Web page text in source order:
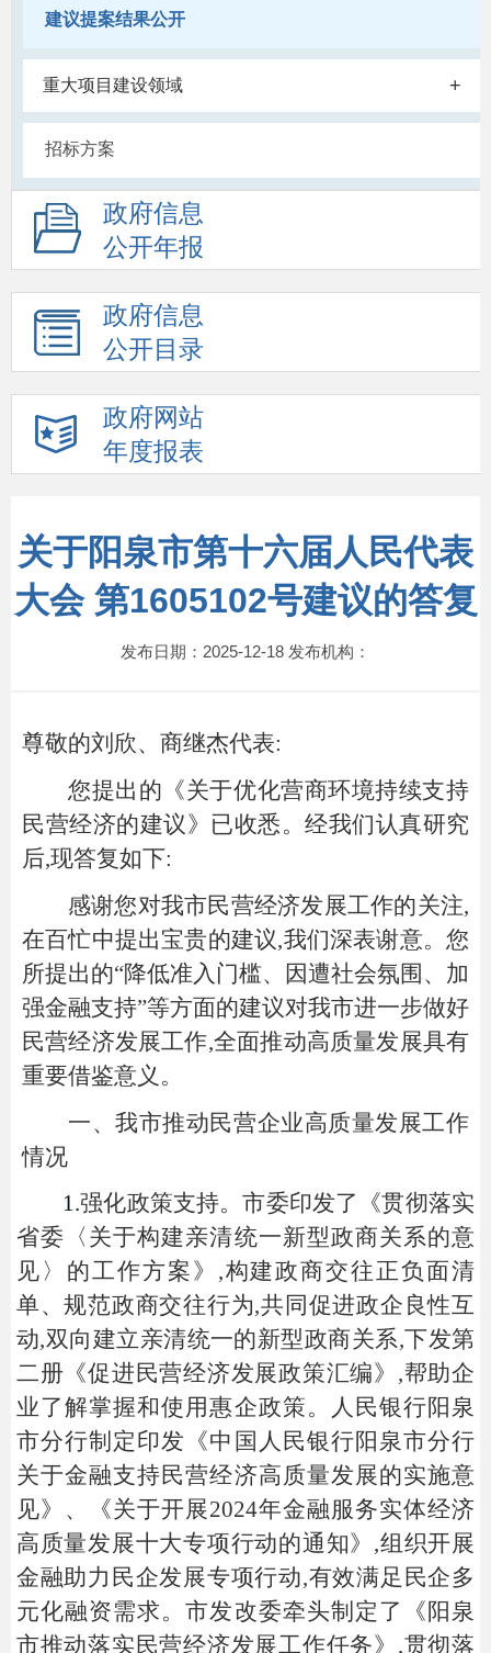
建议提案结果公开
重大项目建设领域 +
招标方案
政府信息
公开年报
政府信息
公开目录
政府网站
年度报表
关于阳泉市第十六届人民代表
大会 第1605102号建议的答复
发布日期：2025-12-18 发布机构：
尊敬的刘欣、商继杰代表:
您提出的《关于优化营商环境持续支持
民营经济的建议》已收悉。经我们认真研究
后,现答复如下:
感谢您对我市民营经济发展工作的关注,
在百忙中提出宝贵的建议,我们深表谢意。您
所提出的“降低准入门槛、因遭社会氛围、加
强金融支持”等方面的建议对我市进一步做好
民营经济发展工作,全面推动高质量发展具有
重要借鉴意义。
一、我市推动民营企业高质量发展工作
情况
1.强化政策支持。市委印发了
《贯彻落实
省委〈关于构建亲清统一新型政商关系的意
见〉的工作方案》,构建政商交往正负面清
单、规范政商交往行为,共同促进政企良性互
动,双向建立亲清统一的新型政商关系,下发第
二册《促进民营经济发展政策汇编》,帮助企
业了解掌握和使用惠企政策。人民银行阳泉
市分行制定印发《中国人民银行阳泉市分行
关于金融支持民营经济高质量发展的实施意
见》、《关于开展2024年金融服务实体经济
高质量发展十大专项行动的通知》,组织开展
金融助力民企发展专项行动,有效满足民企多
元化融资需求。市发改委牵头制定了《阳泉
市推动落实民营经济发展工作任务》,贯彻落